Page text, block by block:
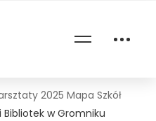
2025 Mapa Szkół
w Gromniku